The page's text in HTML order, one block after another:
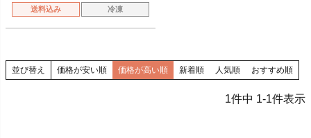
送料込み 冷凍
並び替え 価格が安い順 価格が高い順 新着順 人気順 おすすめ順
1件中 1-1件表示